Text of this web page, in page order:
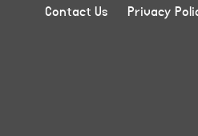
Privacy
Contact Us